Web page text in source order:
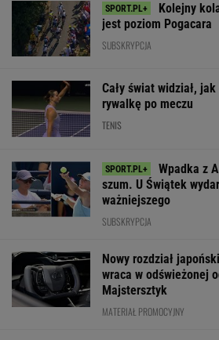
Kolejny
jest poziom Pogacara
SUBSKRYPCJA
Cały świat widział,
rywalkę po meczu
TENIS
Wpadka z
szum. U Świątek
ważniejszego
SUBSKRYPCJA
Nowy rozdział
wraca w odświeżonej
Majstersztyk
MATERIAŁ PROMOCYJNY